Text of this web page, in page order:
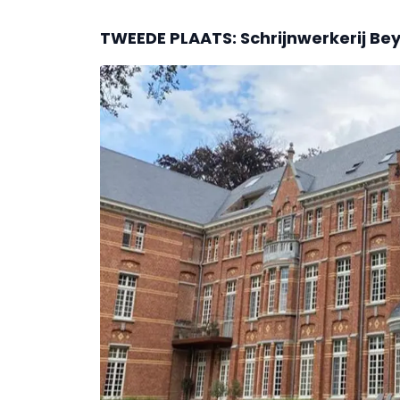
TWEEDE PLAATS: Schrijnwerkerij